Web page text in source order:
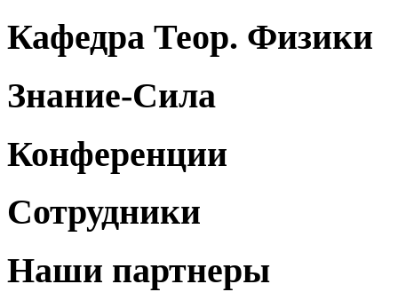
Кафедра Теор. Физики
Знание-Сила
Конференции
Сотрудники
Наши партнеры